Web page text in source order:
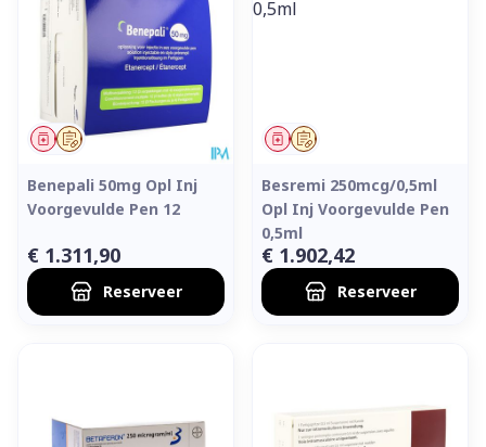
Op voorschrift
Geneesmiddel
Benepali 50mg Opl Inj
Voorgevulde Pen 12
€ 1.311,90
Reserveer
Op voorschrift
Geneesmiddel
Besremi 250mcg/0,5ml
Opl Inj Voorgevulde Pen
0,5ml
€ 1.902,42
Reserveer